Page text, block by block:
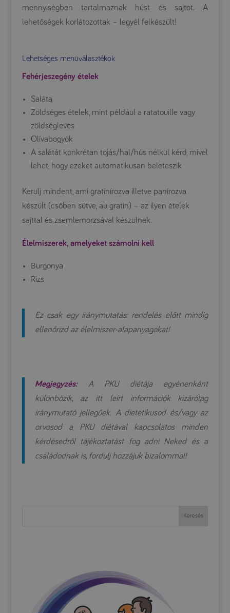
mennyiségben tartalmaznak húst és sajtot. A
lehetőségek korlátozottak – legyél felkészült!
Lehetséges menüválasztékok
Fehérjeszegény ételek
Saláta
Zöldséges ételek, mint például a ratatouille vagy
zöldségleves
Olívabogyók
A salátát konkrétan tojás/hal/hús nélkül kérd, mivel
lehet, hogy ezeket automatikusan beleteszik
Kerülj mindent, ami gratinírozva illetve panírozva
készült (csőben sütve, au gratin) – az ilyen ételek
sajttal és zsemlemorzsával készülnek.
Élelmiszerek, amelyeket számolni kell
Burgonya
Rizs
Ez csak egy iránymutatás: rendelés előtt mindig
ellenőrizd az élelmiszer-alapanyagokat!
Megjegyzés:A PKU diétája egyénenként
különbözik, az itt leírt információk kizárólag
iránymutató jellegűek. A dietetikusod és/vagy az
orvosod a PKU diétával kapcsolatos minden
kérdésedről tájékoztatást fog adni Neked és a
családodnak is, fordulj hozzájuk bizalommal!